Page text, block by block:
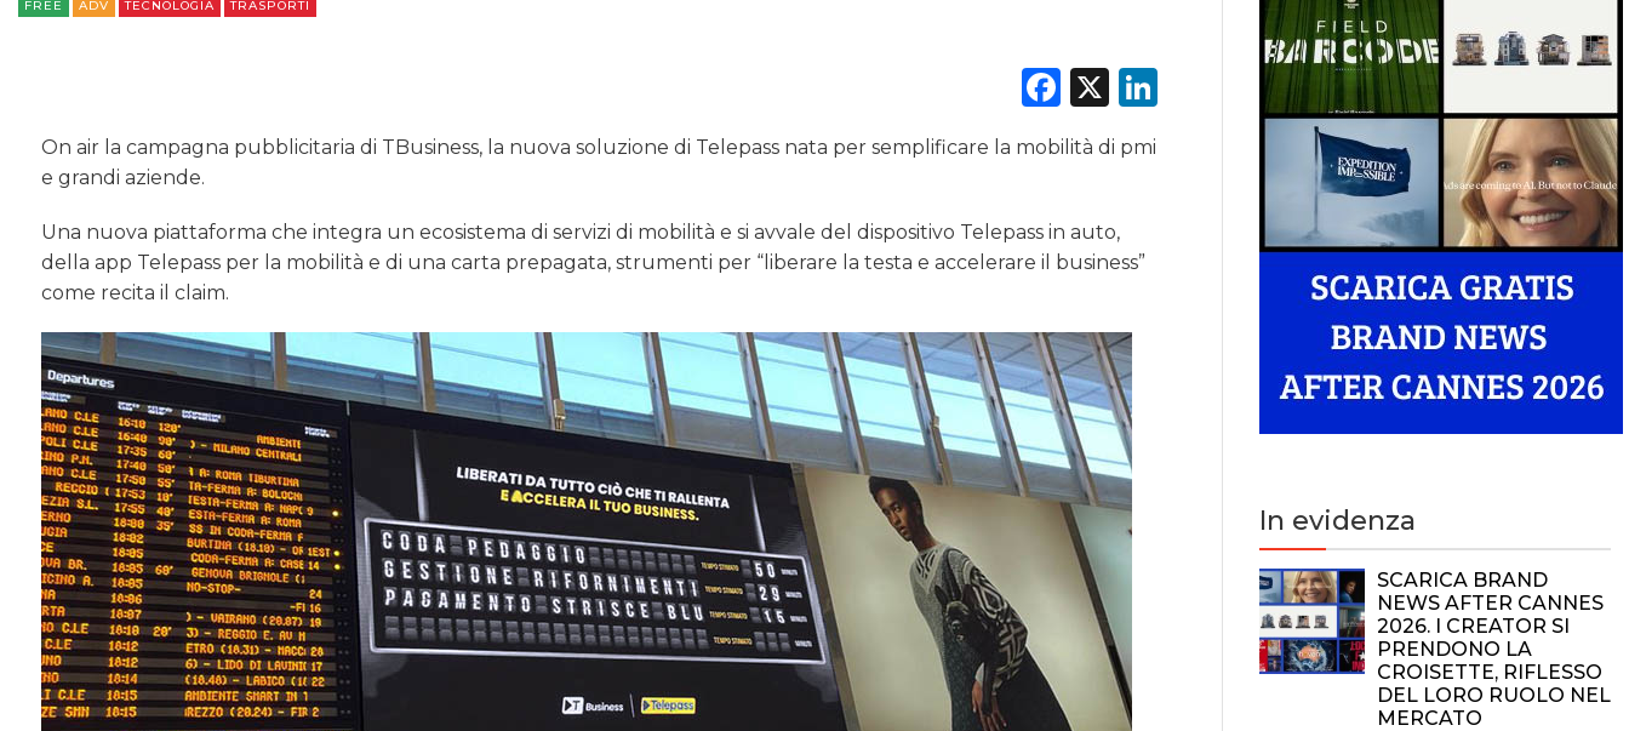
CASE HISTORY
FREE ADV TECNOLOGIA TRASPORTI
Facebook
X LinkedIn
On air la campagna pubblicitaria di TBusiness, la nuova soluzione di Telepass nata per semplificare la mobilità di pmi
e grandi aziende.
Una nuova piattaforma che integra un ecosistema di servizi di mobilità e si avvale del dispositivo Telepass in auto,
della app Telepass per la mobilità e di una carta prepagata, strumenti per “liberare la testa e accelerare il business”
come recita il claim.
In evidenza
SCARICA BRAND
NEWS AFTER CANNES
2026. I CREATOR SI
PRENDONO LA
CROISETTE, RIFLESSO
DEL LORO RUOLO NEL
MERCATO